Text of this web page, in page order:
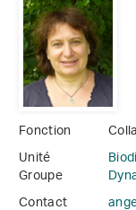
Fonction
Unité
Groupe
Contact